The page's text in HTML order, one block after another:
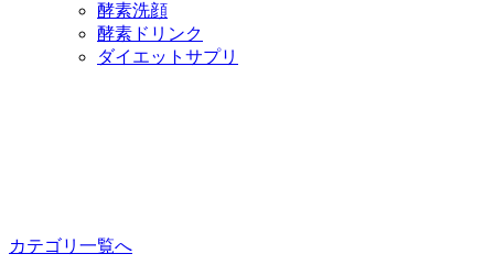
酵素洗顔
酵素ドリンク
ダイエットサプリ
カテゴリ一覧へ